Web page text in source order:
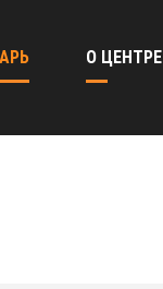
О ЦЕНТРЕ